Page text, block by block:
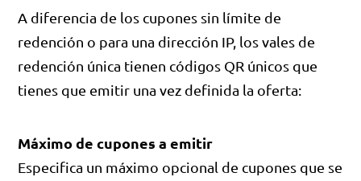
A diferencia de los cupones sin límite de
redención o para una dirección IP, los vales de
redención única tienen códigos QR únicos que
tienes que emitir una vez definida la oferta:
Máximo de cupones a emitir
Especifica un máximo opcional de cupones que se